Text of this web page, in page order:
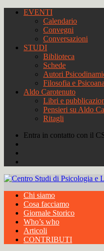
EVENTI
Calendario
Convegni
Conversazioni
STUDI
Biblioteca
Schede
Autori
Filosofia e
Aldo Carotenuto
Libri e
Pensieri su Aldo
Ritagli
Entra in contatto con il
Chi siamo
Cosa facciamo
Giornale Storico
Who’s who
Articoli
CONTRIBUTI